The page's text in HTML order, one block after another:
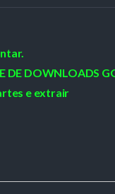
DOWNLOADS
e extrair